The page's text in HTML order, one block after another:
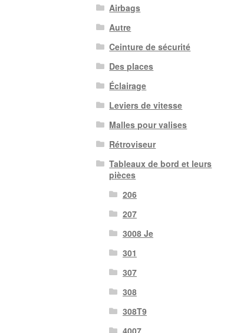
Airbags
Autre
Ceinture de sécurité
Des places
Éclairage
Leviers de vitesse
Malles pour valises
Rétroviseur
Tableaux de bord et leurs
pièces
206
207
3008 Je
301
307
308
308T9